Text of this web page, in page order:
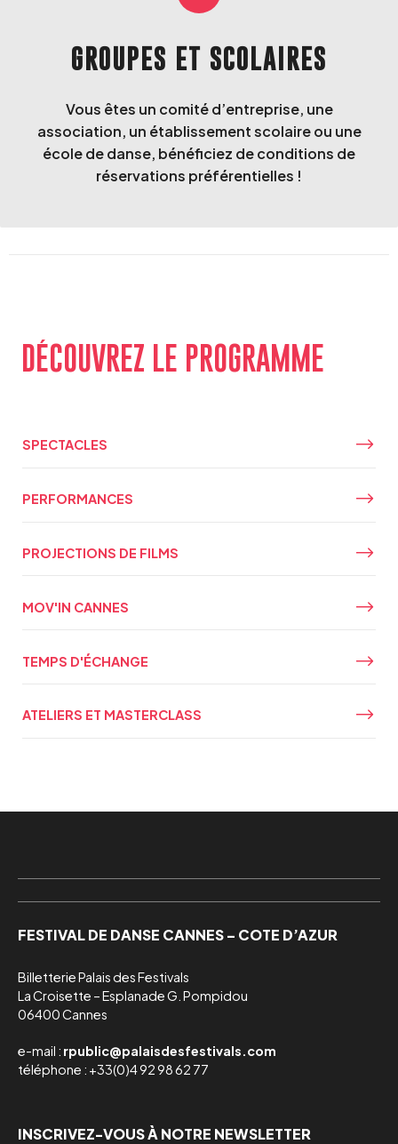
GROUPES ET SCOLAIRES
Vous êtes un comité d’entreprise, une
association, un établissement scolaire ou une
école de danse, bénéficiez de conditions de
réservations préférentielles !
DÉCOUVREZ LE PROGRAMME
SPECTACLES
PERFORMANCES
PROJECTIONS DE FILMS
MOV'IN CANNES
TEMPS D'ÉCHANGE
ATELIERS ET MASTERCLASS
FESTIVAL DE DANSE CANNES – COTE D’AZUR
Billetterie Palais des Festivals
La Croisette – Esplanade G. Pompidou
06400 Cannes
e-mail : rpublic@palaisdesfestivals.com
téléphone : +33(0)4 92 98 62 77
INSCRIVEZ-VOUS À NOTRE NEWSLETTER